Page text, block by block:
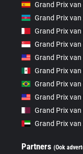
Grand Prix
Grand Prix
Grand Prix
Grand Prix
Grand Prix
Grand Prix
Grand Prix
Grand Prix
Grand Prix
Grand Prix
Partners(Ook